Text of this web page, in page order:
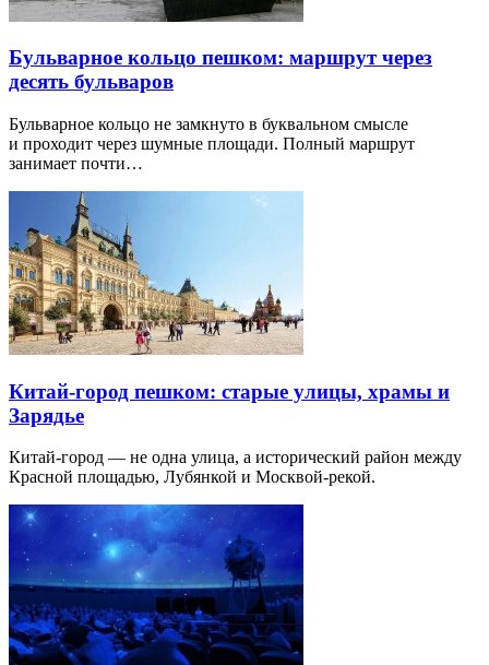
Бульварное кольцо пешком: маршрут через
десять бульваров
Бульварное кольцо не замкнуто в буквальном смысле
и проходит через шумные площади. Полный маршрут
занимает почти…
Китай-город пешком: старые улицы, храмы и
Зарядье
Китай-город — не одна улица, а исторический район между
Красной площадью, Лубянкой и Москвой-рекой.